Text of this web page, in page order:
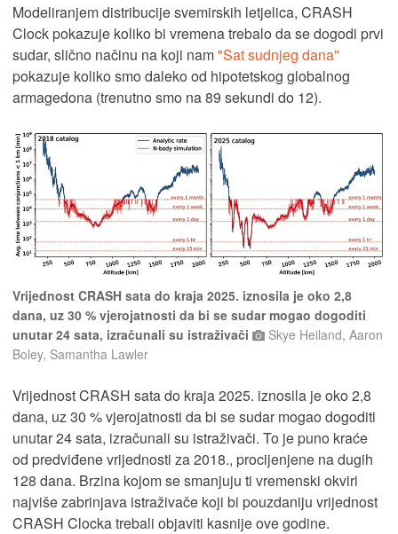
Modeliranjem distribucije svemirskih letjelica, CRASH
Clock pokazuje koliko bi vremena trebalo da se dogodi prvi
sudar, slično načinu na koji nam"Sat sudnjeg dana"
pokazuje koliko smo daleko od hipotetskog globalnog
armagedona (trenutno smo na 89 sekundi do 12).
Vrijednost CRASH sata do kraja 2025. iznosila je oko 2,8
dana, uz 30 % vjerojatnosti da bi se sudar mogao dogoditi
unutar 24 sata, izračunali su istraživači
Skye Heiland, Aaron
Boley, Samantha Lawler
Vrijednost CRASH sata do kraja 2025. iznosila je oko 2,8
dana, uz 30 % vjerojatnosti da bi se sudar mogao dogoditi
unutar 24 sata, izračunali su istraživači. To je puno kraće
od predviđene vrijednosti za 2018., procijenjene na dugih
128 dana. Brzina kojom se smanjuju ti vremenski okviri
najviše zabrinjava istraživače koji bi pouzdaniju vrijednost
CRASH Clocka trebali objaviti kasnije ove godine.